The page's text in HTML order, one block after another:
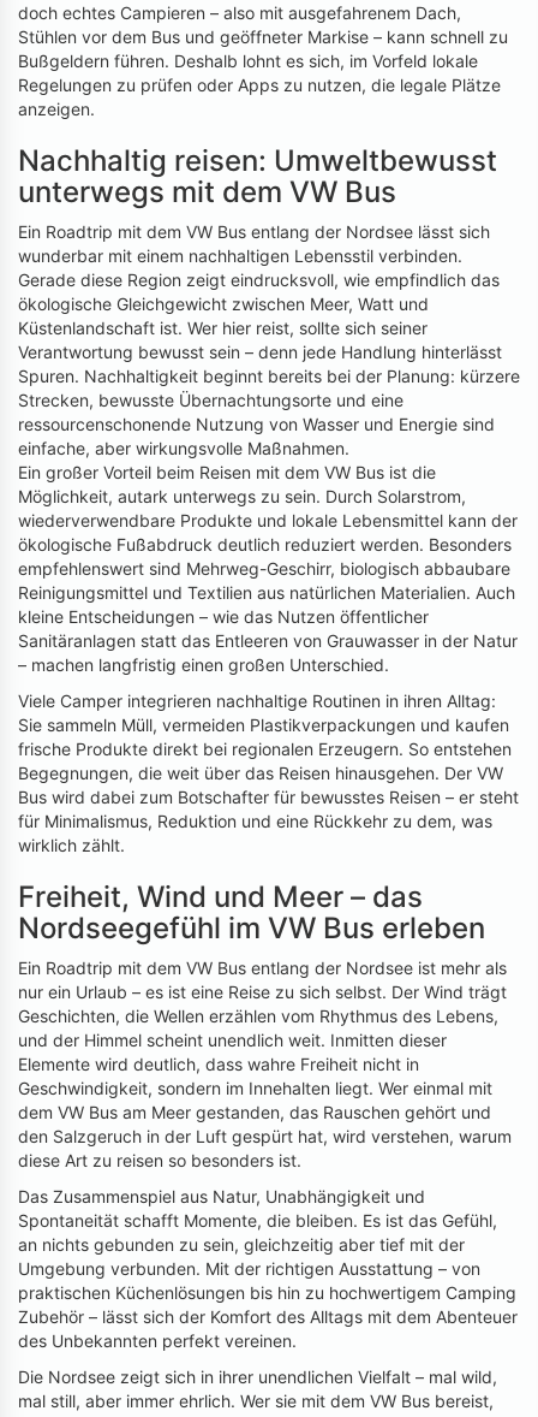
doch echtes Campieren – also mit ausgefahrenem Dach,
Stühlen vor dem Bus und geöffneter Markise – kann schnell zu
Bußgeldern führen. Deshalb lohnt es sich, im Vorfeld lokale
Regelungen zu prüfen oder Apps zu nutzen, die legale Plätze
anzeigen.
Nachhaltig reisen: Umweltbewusst
unterwegs mit dem VW Bus
Ein Roadtrip mit dem VW Bus entlang der Nordsee lässt sich
wunderbar mit einem nachhaltigen Lebensstil verbinden.
Gerade diese Region zeigt eindrucksvoll, wie empfindlich das
ökologische Gleichgewicht zwischen Meer, Watt und
Küstenlandschaft ist. Wer hier reist, sollte sich seiner
Verantwortung bewusst sein – denn jede Handlung hinterlässt
Spuren. Nachhaltigkeit beginnt bereits bei der Planung: kürzere
Strecken, bewusste Übernachtungsorte und eine
ressourcenschonende Nutzung von Wasser und Energie sind
einfache, aber wirkungsvolle Maßnahmen.
Ein großer Vorteil beim Reisen mit dem VW Bus ist die
Möglichkeit, autark unterwegs zu sein. Durch Solarstrom,
wiederverwendbare Produkte und lokale Lebensmittel kann der
ökologische Fußabdruck deutlich reduziert werden. Besonders
empfehlenswert sind Mehrweg-Geschirr, biologisch abbaubare
Reinigungsmittel und Textilien aus natürlichen Materialien. Auch
kleine Entscheidungen – wie das Nutzen öffentlicher
Sanitäranlagen statt das Entleeren von Grauwasser in der Natur
– machen langfristig einen großen Unterschied.
Viele Camper integrieren nachhaltige Routinen in ihren Alltag:
Sie sammeln Müll, vermeiden Plastikverpackungen und kaufen
frische Produkte direkt bei regionalen Erzeugern. So entstehen
Begegnungen, die weit über das Reisen hinausgehen. Der VW
Bus wird dabei zum Botschafter für bewusstes Reisen – er steht
für Minimalismus, Reduktion und eine Rückkehr zu dem, was
wirklich zählt.
Freiheit, Wind und Meer – das
Nordseegefühl im VW Bus erleben
Ein Roadtrip mit dem VW Bus entlang der Nordsee ist mehr als
nur ein Urlaub – es ist eine Reise zu sich selbst. Der Wind trägt
Geschichten, die Wellen erzählen vom Rhythmus des Lebens,
und der Himmel scheint unendlich weit. Inmitten dieser
Elemente wird deutlich, dass wahre Freiheit nicht in
Geschwindigkeit, sondern im Innehalten liegt. Wer einmal mit
dem VW Bus am Meer gestanden, das Rauschen gehört und
den Salzgeruch in der Luft gespürt hat, wird verstehen, warum
diese Art zu reisen so besonders ist.
Das Zusammenspiel aus Natur, Unabhängigkeit und
Spontaneität schafft Momente, die bleiben. Es ist das Gefühl,
an nichts gebunden zu sein, gleichzeitig aber tief mit der
Umgebung verbunden. Mit der richtigen Ausstattung – von
praktischen Küchenlösungen bis hin zu hochwertigem Camping
Zubehör – lässt sich der Komfort des Alltags mit dem Abenteuer
des Unbekannten perfekt vereinen.
Die Nordsee zeigt sich in ihrer unendlichen Vielfalt – mal wild,
mal still, aber immer ehrlich. Wer sie mit dem VW Bus bereist,